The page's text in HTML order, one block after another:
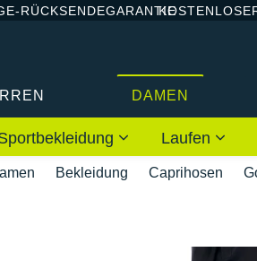
RÜCKSENDEGARANTIE
DAMEN
Laufen
Bekleidung Caprihosen